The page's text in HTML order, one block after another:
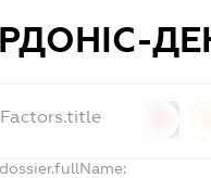
dossier.fullName: